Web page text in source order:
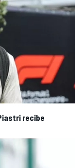
recibe